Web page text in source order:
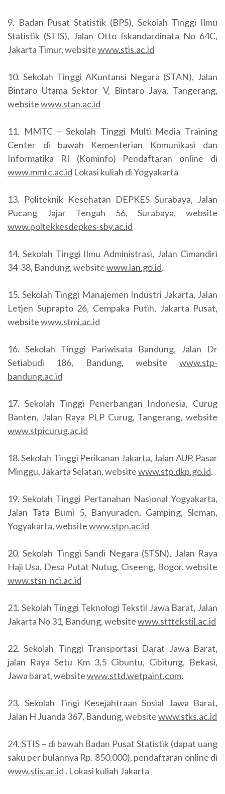
9. Badan Pusat Statistik (BPS), Sekolah Tinggi Ilmu
Statistik (STIS), Jalan Otto Iskandardinata No 64C,
Jakarta Timur, websitewww.stis.ac.id
10. Sekolah Tinggi AKuntansi Negara (STAN), Jalan
Bintaro Utama Sektor V, Bintaro Jaya, Tangerang,
websitewww.stan.ac.id
11. MMTC – Sekolah Tinggi Multi Media Training
Center di bawah Kementerian Komunikasi dan
Informatika RI (Kominfo) Pendaftaran online di
www.mmtc.ac.id Lokasi kuliah di Yogyakarta
13. Politeknik Kesehatan DEPKES Surabaya, Jalan
Pucang Jajar Tengah 56, Surabaya, website
www.poltekkesdepkes-sby.ac.id
14. Sekolah Tinggi Ilmu Administrasi, Jalan Cimandiri
34-38, Bandung, websitewww.lan.go.id.
15. Sekolah Tinggi Manajemen Industri Jakarta, Jalan
Letjen Suprapto 26, Cempaka Putih, Jakarta Pusat,
websitewww.stmi.ac.id
16. Sekolah Tinggi Pariwisata Bandung, Jalan Dr
Setiabudi 186, Bandung, website www.stp-
bandung.ac.id
17. Sekolah Tinggi Penerbangan Indonesia, Curug
Banten, Jalan Raya PLP Curug, Tangerang, website
www.stpicurug.ac.id
18. Sekolah Tinggi Perikanan Jakarta, Jalan AUP, Pasar
Minggu, Jakarta Selatan, websitewww.stp.dkp.go.id.
19. Sekolah Tinggi Pertanahan Nasional Yogyakarta,
Jalan Tata Bumi 5, Banyuraden, Gamping, Sleman,
Yogyakarta, websitewww.stpn.ac.id
20. Sekolah Tinggi Sandi Negara (STSN), Jalan Raya
Haji Usa, Desa Putat Nutug, Ciseeng, Bogor, website
www.stsn-nci.ac.id
21. Sekolah Tinggi Teknologi Tekstil Jawa Barat, Jalan
Jakarta No 31, Bandung, websitewww.stttekstil.ac.id
22. Sekolah Tinggi Transportasi Darat Jawa Barat,
jalan Raya Setu Km 3,5 Cibuntu, Cibitung, Bekasi,
Jawa barat, websitewww.sttd.wetpaint.com.
23. Sekolah Tingi Kesejahtraan Sosial Jawa Barat,
Jalan H Juanda 367, Bandung, websitewww.stks.ac.id
24. STIS – di bawah Badan Pusat Statistik (dapat uang
saku per bulannya Rp. 850.000), pendaftaran online di
www.stis.ac.id . Lokasi kuliah Jakarta